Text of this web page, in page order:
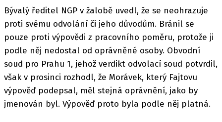
Bývalý ředitel NGP v žalobě uvedl, že se neohrazuje
proti svému odvolání či jeho důvodům. Bránil se
pouze proti výpovědi z pracovního poměru, protože ji
podle něj nedostal od oprávněné osoby. Obvodní
soud pro Prahu 1, jehož verdikt odvolací soud potvrdil,
však v prosinci rozhodl, že Morávek, který Fajtovu
výpověď podepsal, měl stejná oprávnění, jako by
jmenován byl. Výpověď proto byla podle něj platná.